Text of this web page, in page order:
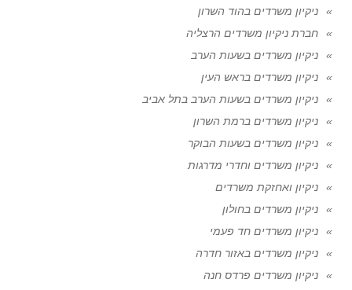
ניקיון משרדים בהוד השרון
חברת ניקיון משרדים הרצליה
ניקיון משרדים בשעות הערב
ניקיון משרדים בראש העין
ניקיון משרדים בשעות הערב בתל אביב
ניקיון משרדים ברמת השרון
ניקיון משרדים בשעות הבוקר
ניקיון משרדים וחדרי מדרגות
ניקיון ואחזקת משרדים
ניקיון משרדים בחולון
ניקיון משרדים חד פעמי
ניקיון משרדים באזור חדרה
ניקיון משרדים פרדס חנה